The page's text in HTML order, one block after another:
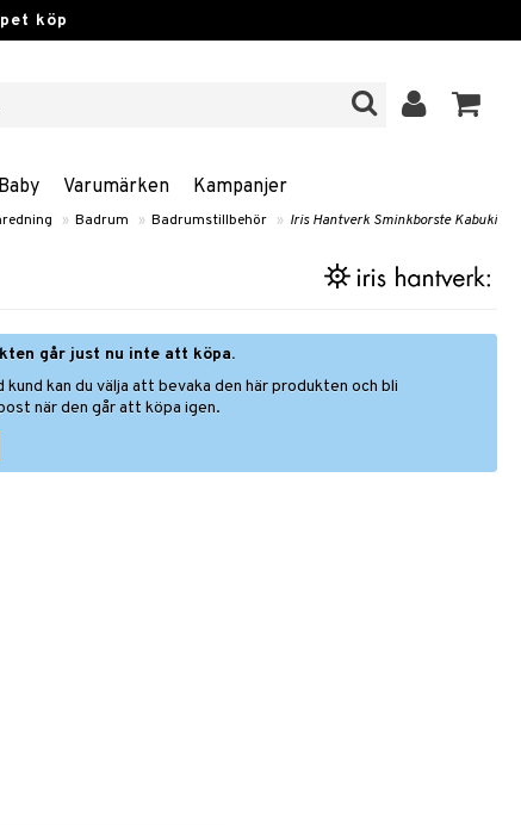
köp
Varumärken Kampanjer
» Badrum » Badrumstillbehör » Iris Hantverk Sminkborste Kabuki
går just nu inte att köpa.
kund kan du välja att bevaka den här produkten och bli
när den går att köpa igen.